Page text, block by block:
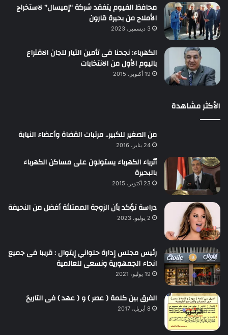
محافظ الفيوم يتفقد شركة “إميسال” لاستخراج
الأملاح من بحيرة قارون
3 ديسمبر، 2023
الكهرباء: نجحنا فى تأمين التيار للجان الاقتراع
باليوم الأول من الانتخابات
19 أكتوبر، 2015
الأكثر مشاهدة
من الصغير للكبير.. مرتبات القضاة وأعضاء النيابة
24 يناير، 2016
أثرياء الكهرباء يستولون على مساكن الكهرباء
بالبحيرة
23 أكتوبر، 2015
دراسة تؤكد بأن الزوجة الممتلئة أفضل من النحيفة
2 يوليو، 2023
رئيس مجلس إدارة حلواني إيتوال : قريبا فى جميع
انحاء الجمهورية ونسعى للعالمية
19 يوليو، 2021
الفرق بين كلمة ( عصر ) و ( عهد ) فى التاريخ
8 أبريل، 2017